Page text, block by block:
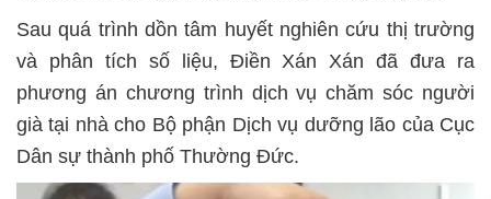
Sau quá trình dồn tâm huyết nghiên cứu thị trường
và phân tích số liệu, Điền Xán Xán đã đưa ra
phương án chương trình dịch vụ chăm sóc người
già tại nhà cho Bộ phận Dịch vụ dưỡng lão của Cục
Dân sự thành phố Thường Đức.